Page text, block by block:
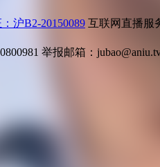
沪B2-20150089 互联网直播服
举报邮箱：